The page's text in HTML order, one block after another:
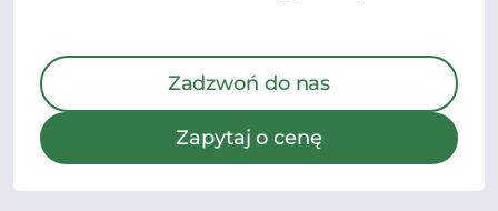
Zadzwoń do nas
Zapytaj o cenę